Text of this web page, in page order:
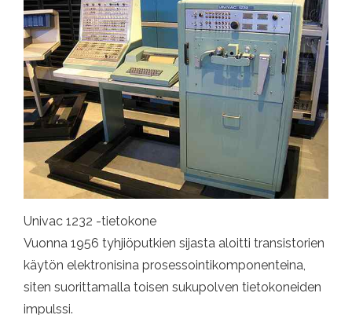
Univac 1232 -tietokone
Vuonna 1956 tyhjiöputkien sijasta aloitti transistorien
käytön elektronisina prosessointikomponenteina,
siten suorittamalla toisen sukupolven tietokoneiden
impulssi.